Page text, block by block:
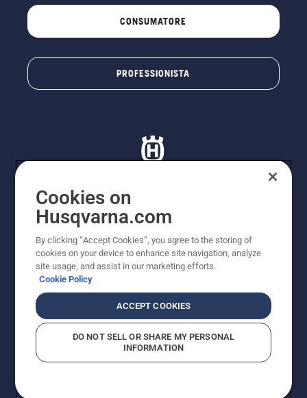
CONSUMATORE
PROFESSIONISTA
© Husqvarna AB (publ). Tutti i diritti riservati. I prezzi
Husqvarna Schweiz AG per i rivenditori specializzati
aderenti all’iniziativa, prezzi in CHF comprensivi di IVA
all’ 8,1% e TRA. Con riserva di modifica. Tutti i prezzi
indicati sono prezzi al dettaglio consigliati (IVA inclusa),
a meno che il prodotto non sia disponibile per l'acquisto
Informativa sui cookieTermini di utilizzo
Informativa sulla privacyRiferimentiCGVF Negozio online
Segnalazione di presunte violazioni
Cookies on
Husqvarna.com
By clicking “Accept Cookies”, you agree to the storing of
cookies on your device to enhance site navigation, analyze
site usage, and assist in our marketing efforts.
Cookie Policy
ACCEPT COOKIES
DO NOT SELL OR SHARE MY PERSONAL
INFORMATION